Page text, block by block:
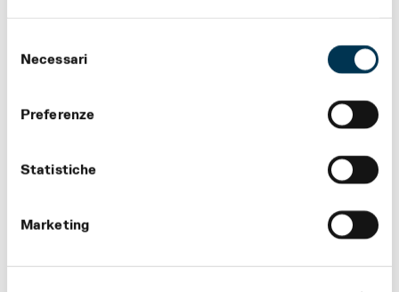
delNecessari
Preferenze
Statistiche
Marketing
STAGIONE 27